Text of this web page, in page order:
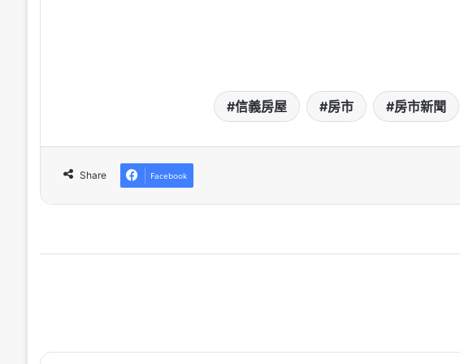
信義房屋 房市 房市新聞
Share Facebook